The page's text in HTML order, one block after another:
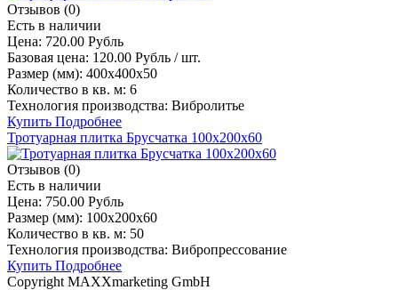
Отзывов (0)
Есть в наличии
Цена: 720.00 Рубль
Базовая цена: 120.00 Рубль / шт.
Размер (мм): 400х400х50
Количество в кв. м: 6
Технология производства: Вибролитье
Купить Подробнее
Тротуарная плитка Брусчатка 100х200х60
Отзывов (0)
Есть в наличии
Цена: 750.00 Рубль
Размер (мм): 100х200х60
Количество в кв. м: 50
Технология производства: Вибропрессование
Купить Подробнее
Copyright MAXXmarketing GmbH